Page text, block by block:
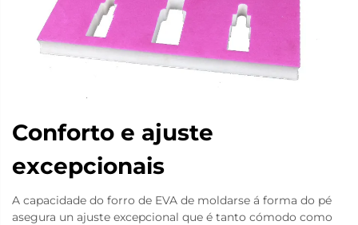
Conforto e ajuste
excepcionais
A capacidade do forro de EVA de moldarse á forma do pé
asegura un ajuste excepcional que é tanto cómodo como